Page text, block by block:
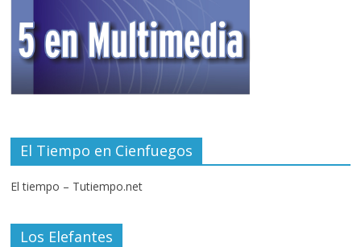
El Tiempo en Cienfuegos
El tiempo – Tutiempo.net
Los Elefantes